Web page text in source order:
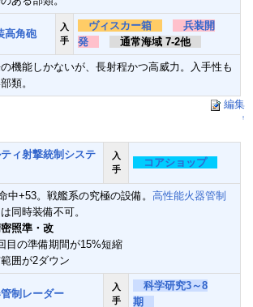
高角砲
入
手
ヴィスカー箱
兵装開
発
通常海域 7-2他
機能しかないが、長射程かつ高威力。入手性も
類。
編集
↑
ィ射撃統制システ
入
手
コアショップ
中+53。戦艦系の究極の設備。 高性能火器管制
同時装備不可。
照準・改
目の準備期間が15%短縮
囲が2ダウン
制レーダー
入
手
科学研究3～8
期